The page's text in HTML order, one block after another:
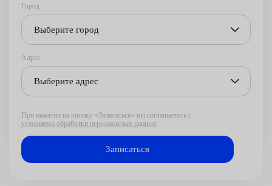
Город
Выберите город
Адрес
Выберите адрес
При нажатии на кнопку «Записаться» вы соглашаетесь с
условиями обработки персональных данных